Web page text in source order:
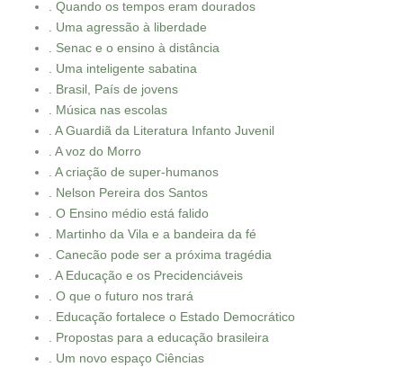
. Quando os tempos eram dourados
. Uma agressão à liberdade
. Senac e o ensino à distância
. Uma inteligente sabatina
. Brasil, País de jovens
. Música nas escolas
. A Guardiã da Literatura Infanto Juvenil
. A voz do Morro
. A criação de super-humanos
. Nelson Pereira dos Santos
. O Ensino médio está falido
. Martinho da Vila e a bandeira da fé
. Canecão pode ser a próxima tragédia
. A Educação e os Precidenciáveis
. O que o futuro nos trará
. Educação fortalece o Estado Democrático
. Propostas para a educação brasileira
. Um novo espaço Ciências